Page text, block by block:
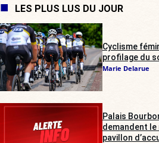
LES PLUS LUS DU JOUR
Cyclisme
profilage du
Marie Delarue
Palais
demandent le
pavillon